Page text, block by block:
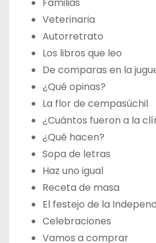
Veterinaria
Autorretrato
Los libros que leo
De comparas en la
¿Qué opinas?
La flor de cempasúchil
¿Cuántos fueron a la
¿Qué hacen?
Sopa de letras
Haz uno igual
Receta de masa
El festejo de la
Celebraciones
Vamos a comprar